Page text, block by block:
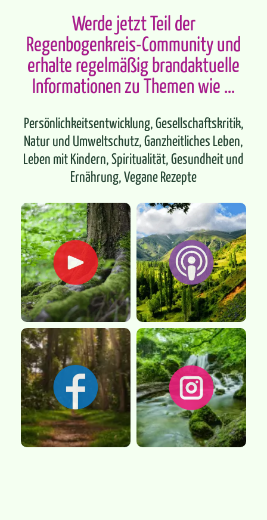
Werde jetzt Teil der
Regenbogenkreis-Community und
erhalte regelmäßig brandaktuelle
Informationen zu Themen wie …
Persönlichkeitsentwicklung, Gesellschaftskritik,
Natur und Umweltschutz, Ganzheitliches Leben,
Leben mit Kindern, Spiritualität, Gesundheit und
Ernährung, Vegane Rezepte